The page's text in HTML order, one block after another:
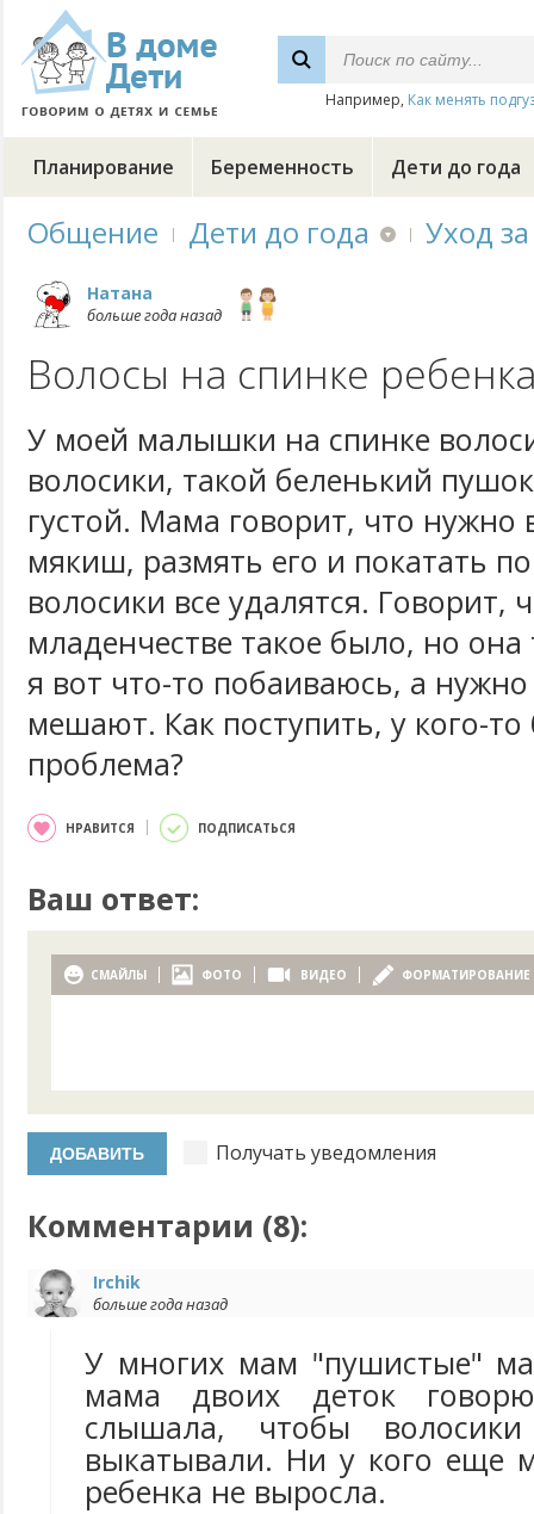
Например, Как менять
Планирование Беременность Дети до года
Общение Дети до года Уход
Натана
больше года назад
Волосы на спинке
У моей малышки на спинке
волосики, такой беленький
густой. Мама говорит, что нужно
мякиш, размять его и покатать
волосики все удалятся. Говорит,
младенчестве такое было, но
я вот что-то побаиваюсь, а
мешают. Как поступить, у кого-то
проблема?
НРАВИТСЯ ПОДПИСАТЬСЯ
Ваш ответ:
СМАЙЛЫ ФОТО ВИДЕО ФОРМАТИРОВАНИЕ
Получать уведомления
Комментарии (8):
Irchik
больше года назад
У многих мам "пушистые"
мама двоих деток
слышала, чтобы
выкатывали. Ни у кого еще
ребенка не выросла.